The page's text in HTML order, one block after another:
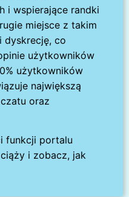
i wspierające randki
miejsce z takim
dyskrecję, co
użytkowników
użytkowników
największą
oraz
funkcji portalu
i zobacz, jak